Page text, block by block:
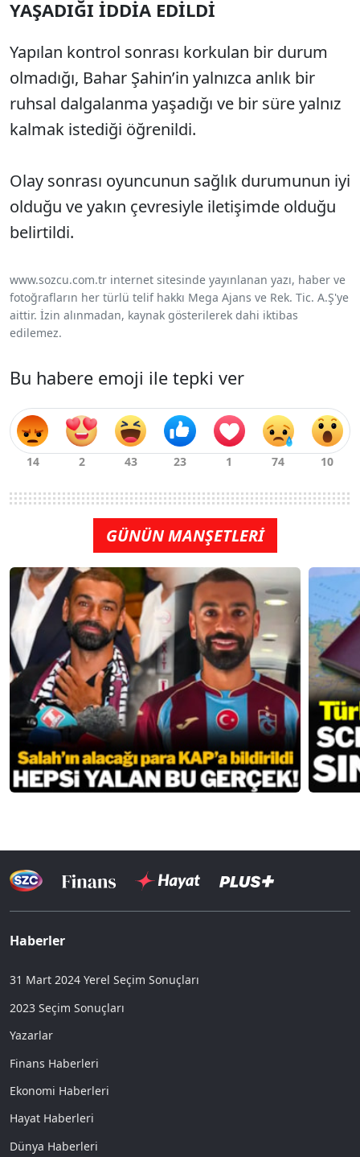
YAŞADIĞI İDDİA EDİLDİ
Yapılan kontrol sonrası korkulan bir durum
olmadığı, Bahar Şahin’in yalnızca anlık bir
ruhsal dalgalanma yaşadığı ve bir süre yalnız
kalmak istediği öğrenildi.
Olay sonrası oyuncunun sağlık durumunun iyi
olduğu ve yakın çevresiyle iletişimde olduğu
belirtildi.
www.sozcu.com.tr internet sitesinde yayınlanan yazı, haber ve
fotoğrafların her türlü telif hakkı Mega Ajans ve Rek. Tic. A.Ş'ye
aittir. İzin alınmadan, kaynak gösterilerek dahi iktibas
edilemez.
Bu habere emoji ile tepki ver
GÜNÜN MANŞETLERİ
Haberler
31 Mart 2024 Yerel Seçim Sonuçları
2023 Seçim Sonuçları
Yazarlar
Finans Haberleri
Ekonomi Haberleri
Hayat Haberleri
Dünya Haberleri